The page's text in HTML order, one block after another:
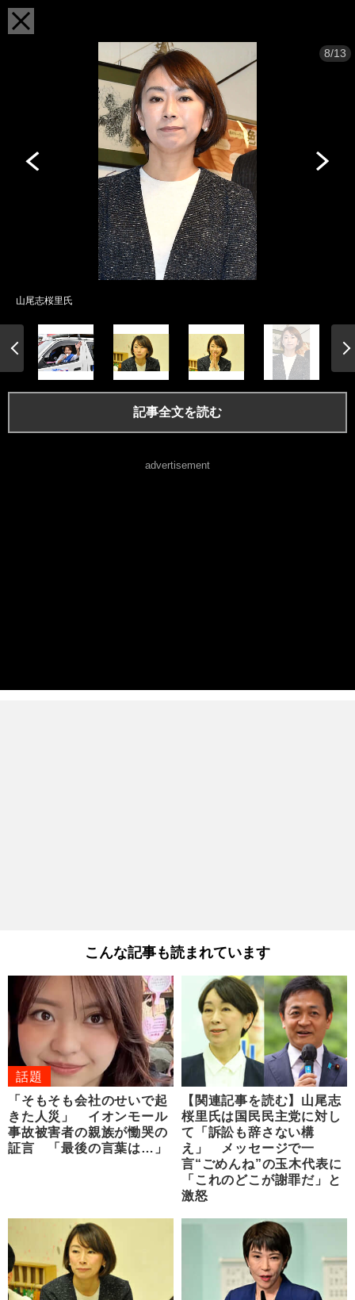
8/13
山尾志桜里氏
記事全文を読む
advertisement
こんな記事も読まれています
話題
「そもそも会社のせいで起
きた人災」 イオンモール
事故被害者の親族が慟哭の
証言 「最後の言葉は…」
【関連記事を読む】山尾志
桜里氏は国民民主党に対し
て「訴訟も辞さない構
え」 メッセージで一
言“ごめんね”の玉木代表に
「これのどこが謝罪だ」と
激怒